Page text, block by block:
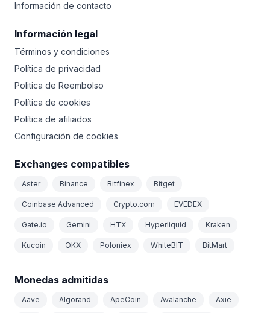
Información de contacto
Información legal
Términos y condiciones
Política de privacidad
Politica de Reembolso
Política de cookies
Política de afiliados
Configuración de cookies
Exchanges compatibles
Aster Binance Bitfinex Bitget
Coinbase Advanced Crypto.com EVEDEX
Gate.io Gemini HTX Hyperliquid Kraken
Kucoin OKX Poloniex WhiteBIT BitMart
Monedas admitidas
Aave Algorand ApeCoin Avalanche Axie